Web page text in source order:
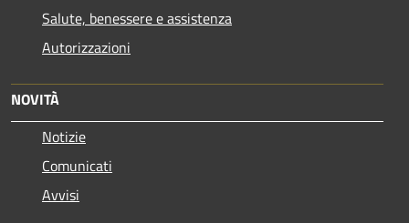
Salute, benessere e assistenza
Autorizzazioni
NOVITÀ
Notizie
Comunicati
Avvisi